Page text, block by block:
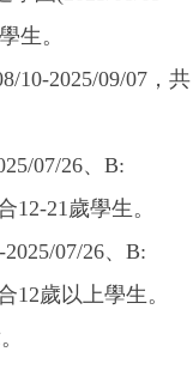
生。
10-2025/09/07，共
07/26、B:
12-21歲學生。
07/26、B:
12歲以上學生。